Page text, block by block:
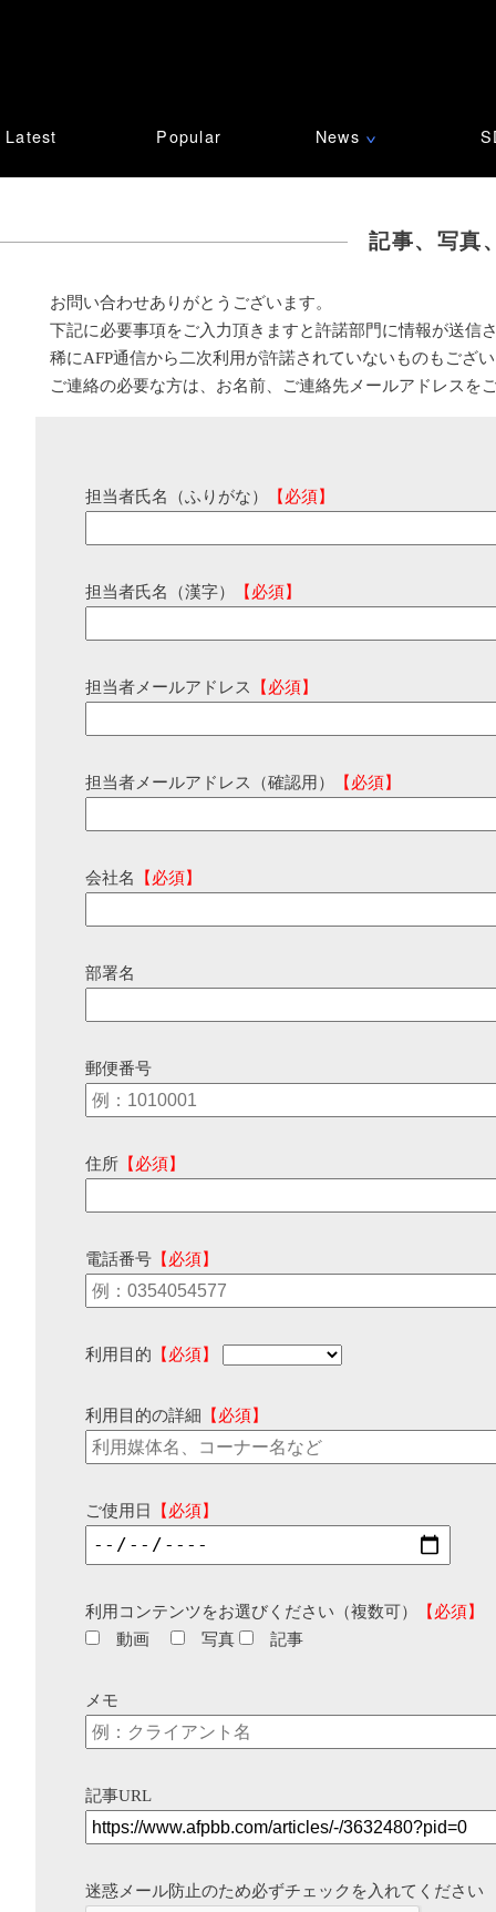
Latest Popular News ∨
記事、写真
お問い合わせありがとうございます。
下記に必要事項をご入力頂きますと許諾部門に情報が送信
稀にAFP通信から二次利用が許諾されていないものもござ
ご連絡の必要な方は、お名前、ご連絡先メールアドレスを
担当者氏名（ふりがな） 【必須】
担当者氏名（漢字） 【必須】
担当者メールアドレス 【必須】
担当者メールアドレス（確認用） 【必須】
会社名 【必須】
部署名
郵便番号
住所 【必須】
電話番号 【必須】
利用目的 【必須】
利用目的の詳細 【必須】
ご使用日 【必須】
利用コンテンツをお選びください（複数可）
【必須】
動画
写真 記事
メモ
記事URL
迷惑メール防止のため必ずチェックを入れてください